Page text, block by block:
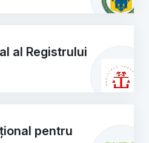
al Registrului
pentru